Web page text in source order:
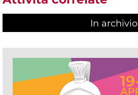
In archivio